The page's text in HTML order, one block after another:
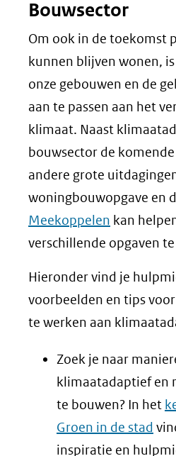
Bouwsector
Om ook in de toekomst
kunnen blijven wonen,
onze gebouwen en de
aan te passen aan het
klimaat. Naast
bouwsector de
andere grote
woningbouwopgave en
Meekoppelen kan
verschillende opgaven
Hieronder vind je
voorbeelden en tips
te werken aan
Zoek je naar
klimaatadaptief en
te bouwen? In het
Groen in de stad
inspiratie en